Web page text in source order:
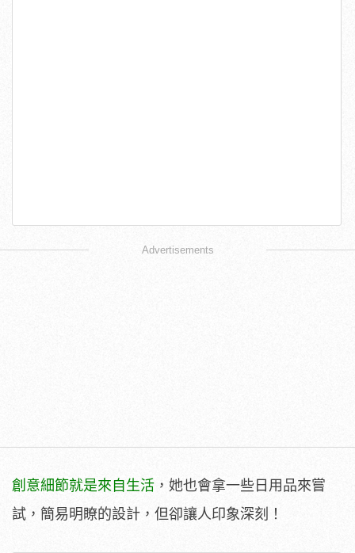
Advertisements
創意細節就是來自生活 ，她也會拿一些日用品來嘗
試，簡易明瞭的設計，但卻讓人印象深刻！